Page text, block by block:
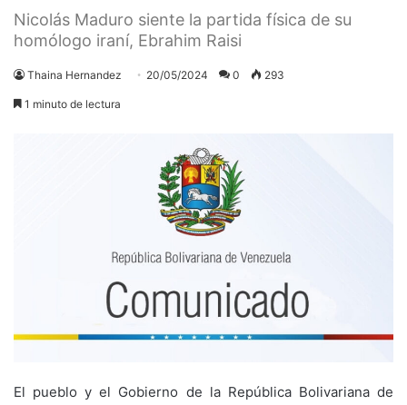
Nicolás Maduro siente la partida física de su
homólogo iraní, Ebrahim Raisi
Thaina Hernandez 20/05/2024 0 293
1 minuto de lectura
El pueblo y el Gobierno de la República Bolivariana de